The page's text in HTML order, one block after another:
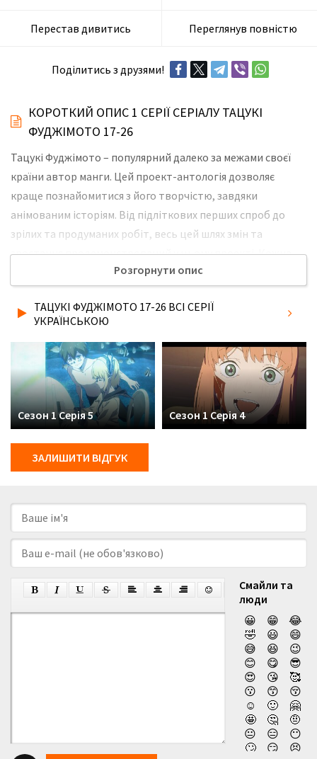
Перестав дивитись Переглянув повністю
Поділитись з друзями!
КОРОТКИЙ ОПИС 1 СЕРІЇ СЕРІАЛУ ТАЦУКІ
ФУДЖІМОТО 17-26
Тацукі Фуджімото – популярний далеко за межами своєї
країни автор манги. Цей проект-антологія дозволяє
краще познайомитися з його творчістю, завдяки
анімованим історіям. Від підліткових перших спроб до
зрілих та продуманих робіт, весь цей шлях змін та
зростання продемонстрований у цьому проекті. Кожна
історія сповнена особливим творчим шармом митця, його
глибиною почуттів та емоцій. Не забудьте розповісти
друзям, де Ви дивились нову 1 серію серіалу Тацукі
Фуджімото 17-26 українською мовою, у хорошій hd якості
та з українськими субтитрами!
Розгорнути опис
ТАЦУКІ ФУДЖІМОТО 17-26 ВСІ СЕРІЇ
УКРАЇНСЬКОЮ
Сезон 1 Серія 5 Сезон 1 Серія 4
ЗАЛИШИТИ ВІДГУК
Смайли та
люди
😀
😁
😂
🤣
😃
😄
😅
😆
😉
😊
😋
😎
😍
😘
🥰
😗
😙
😚
☺️
🙂
🤗
🤩
🤔
🤨
😐
😑
😶
🙄
😏
😣